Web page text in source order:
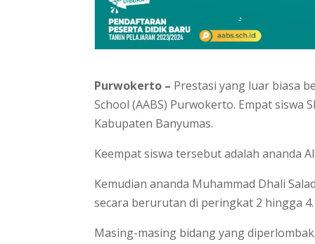
Purwokerto – Prestasi yang luar biasa
School (AABS) Purwokerto. Empat siswa
Kabupaten Banyumas.
Keempat siswa tersebut adalah ananda
Kemudian ananda Muhammad Dhali
secara berurutan di peringkat 2 hingga 4.
Masing-masing bidang yang